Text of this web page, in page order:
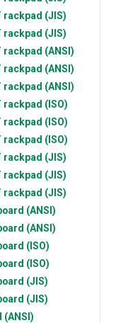
rackpad (JIS)
rackpad (JIS)
rackpad (ANSI)
rackpad (ANSI)
rackpad (ANSI)
rackpad (ISO)
rackpad (ISO)
rackpad (ISO)
rackpad (JIS)
rackpad (JIS)
rackpad (JIS)
(ANSI)
(ANSI)
(ISO)
(ISO)
(JIS)
(JIS)
(ANSI)